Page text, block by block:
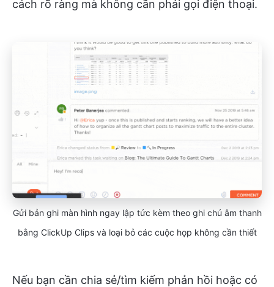
cách rõ ràng mà không cần phải gọi điện thoại.
Gửi bản ghi màn hình ngay lập tức kèm theo ghi chú âm thanh
bằng ClickUp Clips và loại bỏ các cuộc họp không cần thiết
Nếu bạn cần chia sẻ/tìm kiếm phản hồi hoặc có